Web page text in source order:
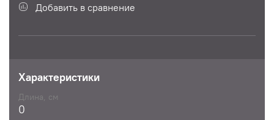
Добавить в сравнение
Характеристики
Длина, см
0